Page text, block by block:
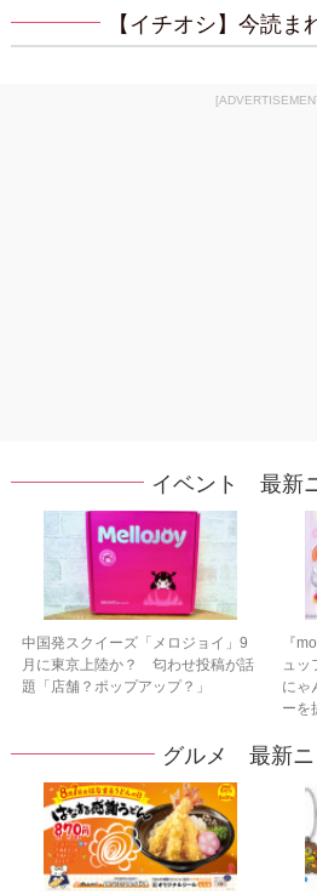
【イチオシ】今読ま
イベント 最新
中国発スクイーズ「メロジョイ」9
月に東京上陸か？ 匂わせ投稿が話
題「店舗？ポップアップ？」
『
ュ
にゃ
ーを
グルメ 最新ニ